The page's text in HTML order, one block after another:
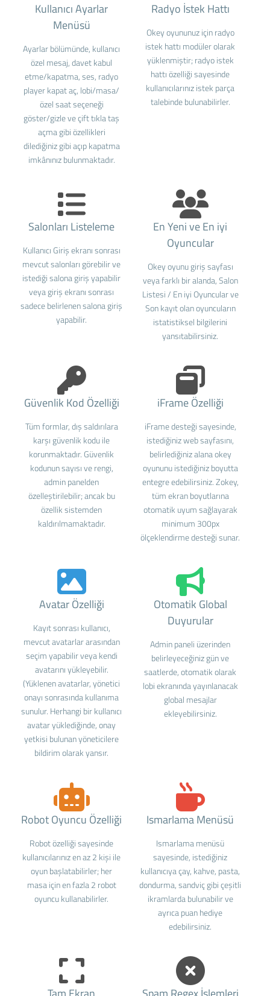
Kullanıcı Ayarlar
Menüsü
Ayarlar bölümünde, kullanıcı
özel mesaj, davet kabul
etme/kapatma, ses, radyo
player kapat aç, lobi/masa/
özel saat seçeneği
göster/gizle ve çift tıkla taş
açma gibi özellikleri
dilediğiniz gibi açıp kapatma
imkânınız bulunmaktadır.
Radyo İstek Hattı
Okey oyununuz için radyo
istek hattı modüler olarak
yüklenmiştir; radyo istek
hattı özelliği sayesinde
kullanıcılarınız istek parça
talebinde bulunabilirler.
Salonları Listeleme
Kullanıcı Giriş ekranı sonrası
mevcut salonları görebilir ve
istediği salona giriş yapabilir
veya giriş ekranı sonrası
sadece belirlenen salona giriş
yapabilir.
En Yeni ve En iyi
Oyuncular
Okey oyunu giriş sayfası
veya farklı bir alanda, Salon
Listesi / En iyi Oyuncular ve
Son kayıt olan oyuncuların
istatistiksel bilgilerini
yansıtabilirsiniz.
Güvenlik Kod Özelliği
Tüm formlar, dış saldırılara
karşı güvenlik kodu ile
korunmaktadır. Güvenlik
kodunun sayısı ve rengi,
admin panelden
özelleştirilebilir; ancak bu
özellik sistemden
kaldırılmamaktadır.
iFrame Özelliği
iFrame desteği sayesinde,
istediğiniz web sayfasını,
belirlediğiniz alana okey
oyununu istediğiniz boyutta
entegre edebilirsiniz. Zokey,
tüm ekran boyutlarına
otomatik uyum sağlayarak
minimum 300px
ölçeklendirme desteği sunar.
Avatar Özelliği
Kayıt sonrası kullanıcı,
mevcut avatarlar arasından
seçim yapabilir veya kendi
avatarını yükleyebilir.
(Yüklenen avatarlar, yönetici
onayı sonrasında kullanıma
sunulur. Herhangi bir kullanıcı
avatar yüklediğinde, onay
yetkisi bulunan yöneticilere
bildirim olarak yansır.
Otomatik Global
Duyurular
Admin paneli üzerinden
belirleyeceğiniz gün ve
saatlerde, otomatik olarak
lobi ekranında yayınlanacak
global mesajlar
ekleyebilirsiniz.
Robot Oyuncu Özelliği
Robot özelliği sayesinde
kullanıcılarınız en az 2 kişi ile
oyun başlatabilirler; her
masa için en fazla 2 robot
oyuncu kullanabilirler.
Ismarlama Menüsü
Ismarlama menüsü
sayesinde, istediğiniz
kullanıcıya çay, kahve, pasta,
dondurma, sandviç gibi çeşitli
ikramlarda bulunabilir ve
ayrıca puan hediye
edebilirsiniz.